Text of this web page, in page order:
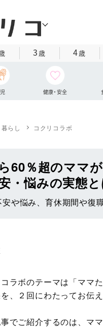
3歳 4歳
健康・安全
暮らし コクリコラボ
60％超のママ
・悩みの実態と
や悩み、育休期間や復
ラボのテーマは「ママ
、２回にわたってお伝え
でご紹介するのは、マ